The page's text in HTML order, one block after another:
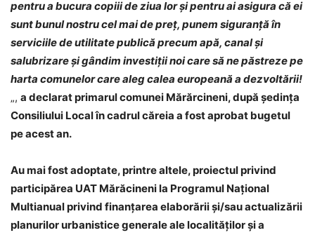
pentru a bucura copiii de ziua lor și pentru ai asigura că ei
sunt bunul nostru cel mai de preț, punem siguranță în
serviciile de utilitate publică precum apă, canal și
salubrizare și gândim investiții noi care să ne păstreze pe
harta comunelor care aleg calea europeană a dezvoltării!
„, a declarat primarul comunei Mărărcineni, după ședința
Consiliului Local în cadrul căreia a fost aprobat bugetul
pe acest an.
Au mai fost adoptate, printre altele, proiectul privind
participărea UAT Mărăcineni la Programul Național
Multianual privind finanțarea elaborării și/sau actualizării
planurilor urbanistice generale ale localităților și a